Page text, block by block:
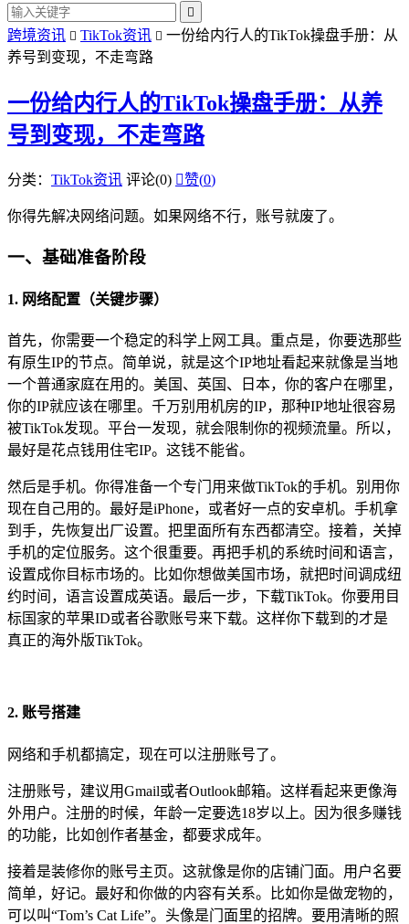

跨境资讯  TikTok资讯  一份给内行人的TikTok操盘手册：从
养号到变现，不走弯路
一份给内行人的TikTok操盘手册：从养
号到变现，不走弯路
分类： TikTok资讯 评论(0) 赞(0)
你得先解决网络问题。如果网络不行，账号就废了。
一、基础准备阶段
1. 网络配置（关键步骤）
首先，你需要一个稳定的科学上网工具。重点是，你要选那些
有原生IP的节点。简单说，就是这个IP地址看起来就像是当地
一个普通家庭在用的。美国、英国、日本，你的客户在哪里，
你的IP就应该在哪里。千万别用机房的IP，那种IP地址很容易
被TikTok发现。平台一发现，就会限制你的视频流量。所以，
最好是花点钱用住宅IP。这钱不能省。
然后是手机。你得准备一个专门用来做TikTok的手机。别用你
现在自己用的。最好是iPhone，或者好一点的安卓机。手机拿
到手，先恢复出厂设置。把里面所有东西都清空。接着，关掉
手机的定位服务。这个很重要。再把手机的系统时间和语言，
设置成你目标市场的。比如你想做美国市场，就把时间调成纽
约时间，语言设置成英语。最后一步，下载TikTok。你要用目
标国家的苹果ID或者谷歌账号来下载。这样你下载到的才是
真正的海外版TikTok。
2. 账号搭建
网络和手机都搞定，现在可以注册账号了。
注册账号，建议用Gmail或者Outlook邮箱。这样看起来更像海
外用户。注册的时候，年龄一定要选18岁以上。因为很多赚钱
的功能，比如创作者基金，都要求成年。
接着是装修你的账号主页。这就像是你的店铺门面。用户名要
简单，好记。最好和你做的内容有关系。比如你是做宠物的，
可以叫“Tom’s Cat Life”。头像是门面里的招牌。要用清晰的照